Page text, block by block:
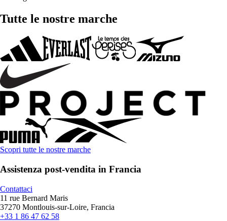
Tutte le nostre marche
Scopri tutte le nostre marche
Assistenza post-vendita in Francia
Contattaci
11 rue Bernard Maris
37270 Montlouis-sur-Loire, Francia
+33 1 86 47 62 58